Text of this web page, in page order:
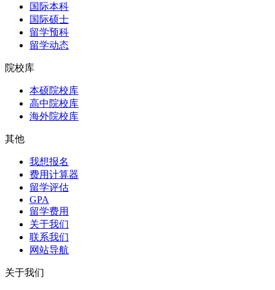
国际本科
国际硕士
留学预科
留学动态
院校库
本硕院校库
高中院校库
海外院校库
其他
我想报名
费用计算器
留学评估
GPA
留学费用
关于我们
联系我们
网站导航
关于我们